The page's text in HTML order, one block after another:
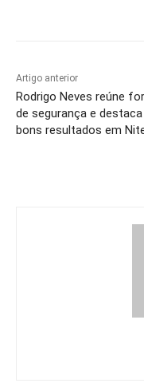
Artigo anterior
Rodrigo Neves reúne
de segurança e destaca
bons resultados em